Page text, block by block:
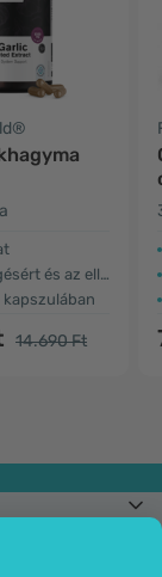
és az ellenállásért
14.690 Ft